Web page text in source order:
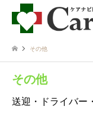
その他
その他
送迎・ドライバー